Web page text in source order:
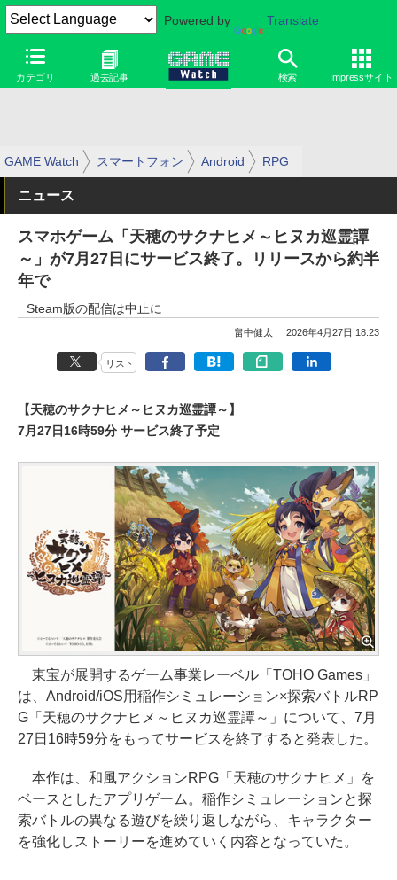
Powered by Translate
カテゴリ 過去記事 検索 Impressサイト
GAME Watch スマートフォン Android RPG
ニュース
スマホゲーム「天穂のサクナヒメ～ヒヌカ巡霊譚
～」が7月27日にサービス終了。リリースから約半
年で
Steam版の配信は中止に
畠中健太 2026年4月27日 18:23
リスト
【天穂のサクナヒメ～ヒヌカ巡霊譚～】
7月27日16時59分 サービス終了予定
東宝が展開するゲーム事業レーベル「TOHO Games」
は、Android/iOS用稲作シミュレーション×探索バトルRP
G「天穂のサクナヒメ～ヒヌカ巡霊譚～」について、7月
27日16時59分をもってサービスを終了すると発表した。
本作は、和風アクションRPG「天穂のサクナヒメ」を
ベースとしたアプリゲーム。稲作シミュレーションと探
索バトルの異なる遊びを繰り返しながら、キャラクター
を強化しストーリーを進めていく内容となっていた。